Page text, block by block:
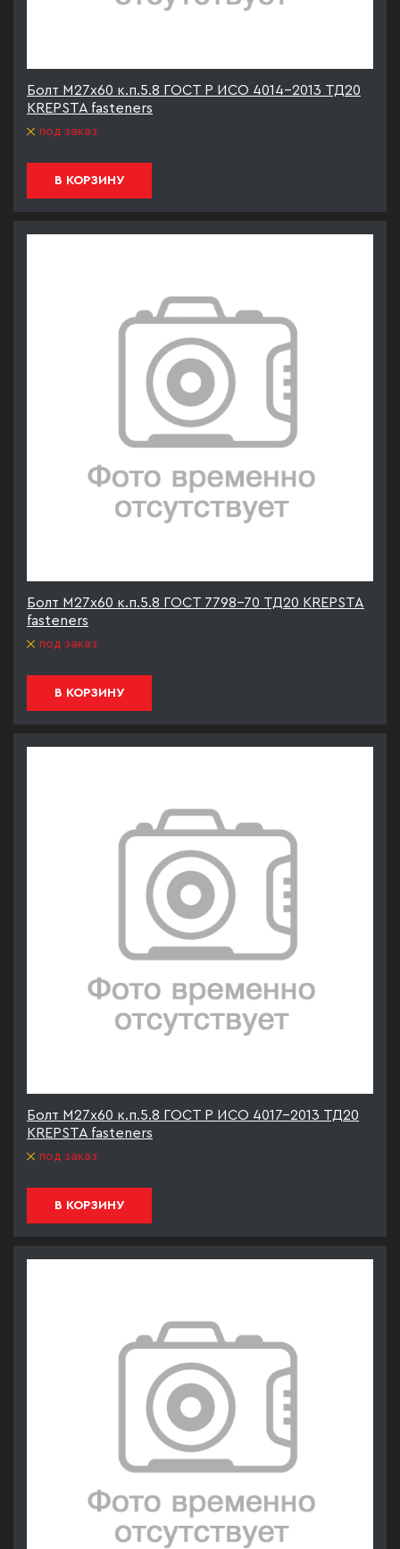
Болт М27х60 к.п.5.8 ГОСТ Р ИСО 4014-2013 ТД20
KREPSTA fasteners
под заказ
В КОРЗИНУ
Болт М27х60 к.п.5.8 ГОСТ 7798-70 ТД20 KREPSTA
fasteners
под заказ
В КОРЗИНУ
Болт М27х60 к.п.5.8 ГОСТ Р ИСО 4017-2013 ТД20
KREPSTA fasteners
под заказ
В КОРЗИНУ